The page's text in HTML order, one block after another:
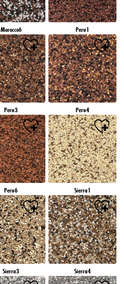
Morocco6 Peru1
Peru3 Peru4
Peru6 Sierra1
Sierra3 Sierra4